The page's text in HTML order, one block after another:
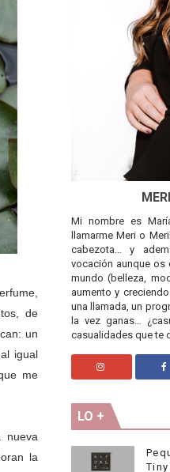
de
un
igual
me
nueva
la
Mi nombre es
llamarme Meri o
cabezota… y
vocación aunque
mundo (belleza,
aumento y
una llamada, un
la vez ganas…
casualidades que te
LO +